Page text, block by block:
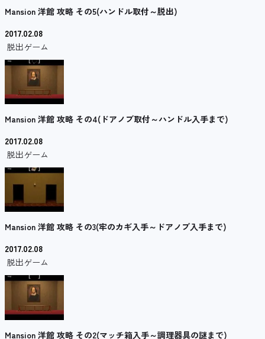
Mansion 洋館 攻略 その5(ハンドル取付～脱出)
2017.02.08
脱出ゲーム
Mansion 洋館 攻略 その4(ドアノブ取付～ハンドル入手まで)
2017.02.08
脱出ゲーム
Mansion 洋館 攻略 その3(牢のカギ入手～ドアノブ入手まで)
2017.02.08
脱出ゲーム
Mansion 洋館 攻略 その2(マッチ箱入手～調理器具の謎まで)